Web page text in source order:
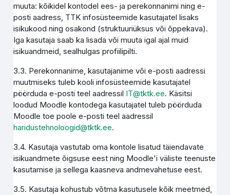
muuta: kõikidel kontodel ees- ja perekonnanimi ning e-
posti aadress, TTK infosüsteemide kasutajatel lisaks
isikukood ning osakond (struktuuriüksus või õppekava).
Iga kasutaja saab ka lisada või muuta igal ajal muid
isikuandmeid, sealhulgas profiilipilti.
3.3. Perekonnanime, kasutajanime või e-posti aadressi
muutmiseks tuleb kooli infosüsteemide kasutajatel
pöörduda e-posti teel aadressil IT@tktk.ee. Käsitsi
loodud Moodle kontodega kasutajatel tuleb pöörduda
Moodle toe poole e-posti teel aadressil
haridustehnoloogid@tktk.ee.
3.4. Kasutaja vastutab oma kontole lisatud täiendavate
isikuandmete õigsuse eest ning Moodle'i väliste teenuste
kasutamise ja sellega kaasneva andmevahetuse eest.
3.5. Kasutaja kohustub võtma kasutusele kõik meetmed,